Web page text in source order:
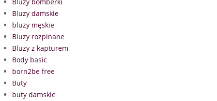
Bluzy damskie
bluzy męskie
Bluzy rozpinane
Bluzy z kapturem
Body basic
born2be free
Buty
buty damskie